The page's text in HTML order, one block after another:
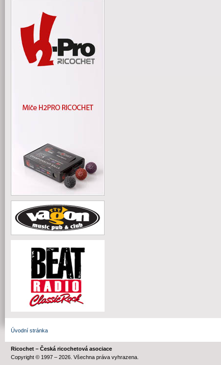
Úvodní stránka
Ricochet – Česká ricochetová asociace
Copyright © 1997 – 2026. Všechna práva vyhrazena.